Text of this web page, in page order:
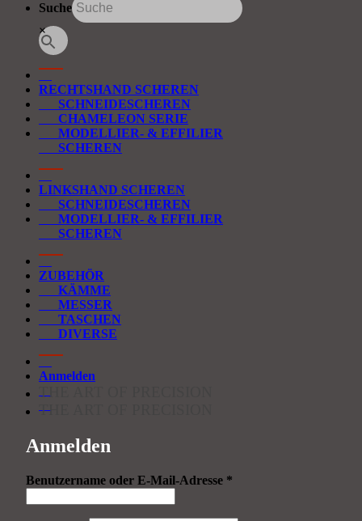
Suche
×
RECHTSHAND SCHEREN
SCHNEIDESCHEREN
CHAMELEON SERIE
MODELLIER- & EFFILIER
SCHEREN
LINKSHAND SCHEREN
SCHNEIDESCHEREN
MODELLIER- & EFFILIER
SCHEREN
ZUBEHÖR
KÄMME
MESSER
TASCHEN
DIVERSE
Anmelden
THE ART OF PRECISION
THE ART OF PRECISION
Anmelden
Benutzername oder E-Mail-Adresse *Erforderlich